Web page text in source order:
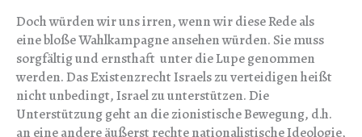
Doch würden wir uns irren, wenn wir diese Rede als
eine bloße Wahlkampagne ansehen würden. Sie muss
sorgfältig und ernsthaft unter die Lupe genommen
werden. Das Existenzrecht Israels zu verteidigen heißt
nicht unbedingt, Israel zu unterstützen. Die
Unterstützung geht an die zionistische Bewegung, d.h.
an eine andere äußerst rechte nationalistische Ideologie,